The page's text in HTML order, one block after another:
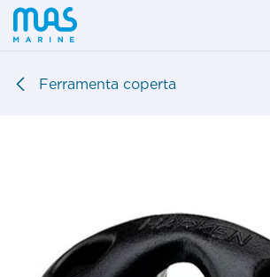
Passa al contenuto
Ferramenta coperta